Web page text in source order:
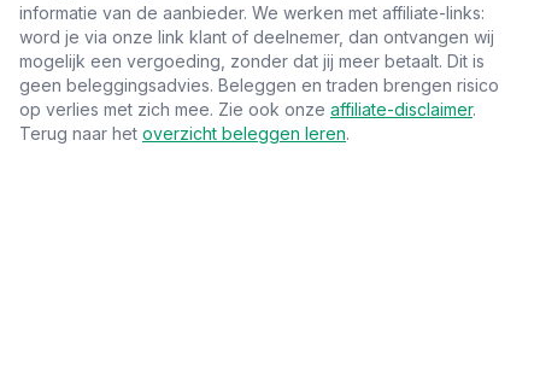
informatie van de aanbieder. We werken met affiliate-links:
word je via onze link klant of deelnemer, dan ontvangen wij
mogelijk een vergoeding, zonder dat jij meer betaalt. Dit is
geen beleggingsadvies. Beleggen en traden brengen risico
op verlies met zich mee. Zie ook onze affiliate-disclaimer.
Terug naar het overzicht beleggen leren.